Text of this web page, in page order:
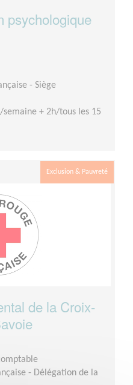
psychologique
- Siège
semaine + 2h/tous les 15
Exclusion & Pauvreté
de la Croix-
- Délégation de la